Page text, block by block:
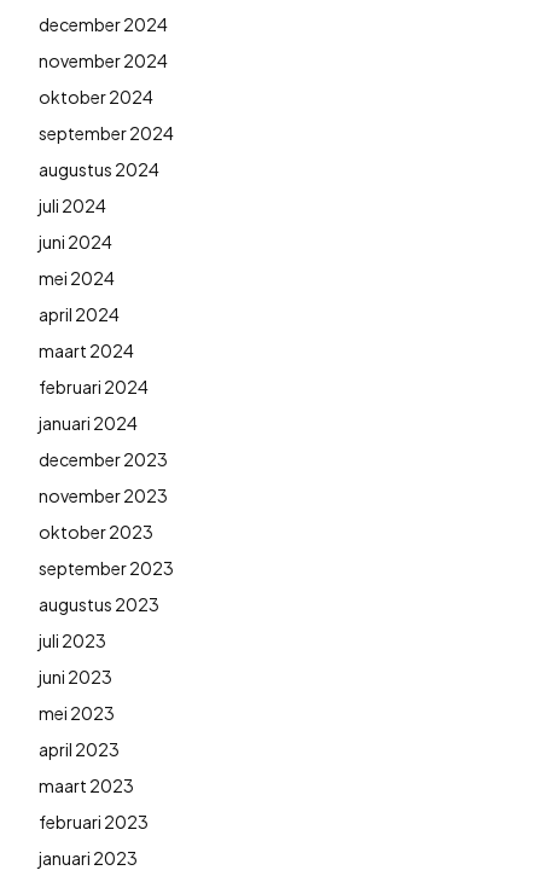
december 2024
november 2024
oktober 2024
september 2024
augustus 2024
juli 2024
juni 2024
mei 2024
april 2024
maart 2024
februari 2024
januari 2024
december 2023
november 2023
oktober 2023
september 2023
augustus 2023
juli 2023
juni 2023
mei 2023
april 2023
maart 2023
februari 2023
januari 2023